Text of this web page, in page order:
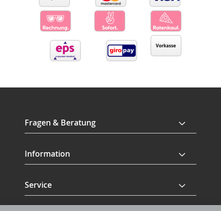
Fragen & Beratung
Information
Service